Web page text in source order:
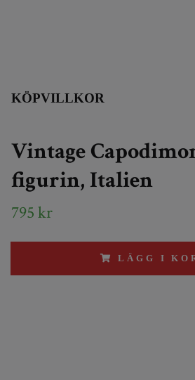
KÖPVILLKOR
Vintage
figurin, Italien
795 kr
LÄGG I